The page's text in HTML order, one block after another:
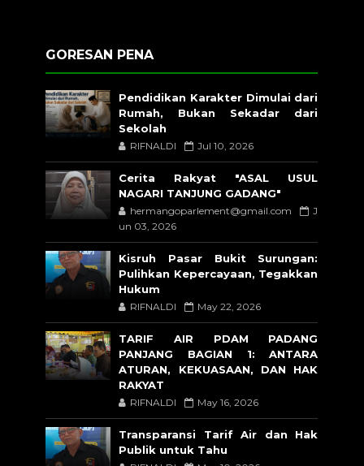
GORESAN PENA
Pendidikan Karakter Dimulai dari
Rumah, Bukan Sekadar dari
Sekolah
RIFNALDI Jul 10, 2026
Cerita Rakyat "ASAL USUL
NAGARI TANJUNG GADANG"
hermangoparlement@gmail.com
J
un 03, 2026
Kisruh Pasar Bukit Surungan:
Pulihkan Kepercayaan, Tegakkan
Hukum
RIFNALDI May 22, 2026
TARIF AIR PDAM PADANG
PANJANG BAGIAN 1: ANTARA
ATURAN, KEKUASAAN, DAN HAK
RAKYAT
RIFNALDI May 16, 2026
Transparansi Tarif Air dan Hak
Publik untuk Tahu